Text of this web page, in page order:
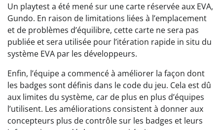
Un playtest a été mené sur une carte réservée aux EVA,
Gundo. En raison de limitations liées à l’emplacement
et de problèmes d’équilibre, cette carte ne sera pas
publiée et sera utilisée pour l’itération rapide in situ du
système EVA par les développeurs.
Enfin, l’équipe a commencé à améliorer la façon dont
les badges sont définis dans le code du jeu. Cela est dû
aux limites du système, car de plus en plus d’équipes
l’utilisent. Les améliorations consistent à donner aux
concepteurs plus de contrôle sur les badges et leurs